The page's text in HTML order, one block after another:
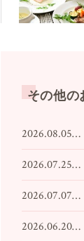
その他の
2026.08.05…
2026.07.25…
2026.07.07…
2026.06.20…